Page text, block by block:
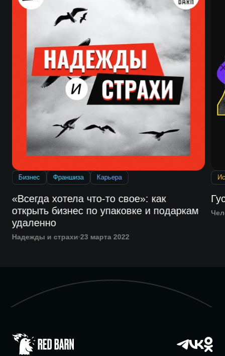
Бизнес Франшиза Карьера
«Всегда хотела что-то свое»: как
открыть бизнес по упаковке и подаркам
удаленно
Надежды и страхи 23 марта 2022